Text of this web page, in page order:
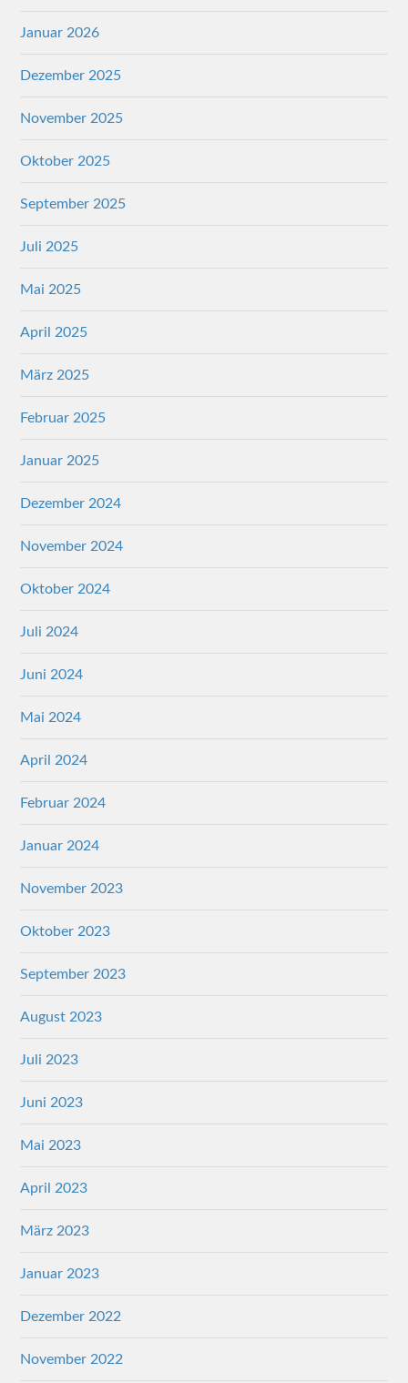
Januar 2026
Dezember 2025
November 2025
Oktober 2025
September 2025
Juli 2025
Mai 2025
April 2025
März 2025
Februar 2025
Januar 2025
Dezember 2024
November 2024
Oktober 2024
Juli 2024
Juni 2024
Mai 2024
April 2024
Februar 2024
Januar 2024
November 2023
Oktober 2023
September 2023
August 2023
Juli 2023
Juni 2023
Mai 2023
April 2023
März 2023
Januar 2023
Dezember 2022
November 2022